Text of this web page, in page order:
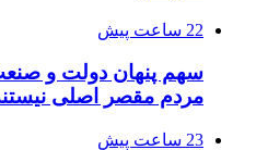
22 ساعت پیش
سهم پنهان دولت و صنعت
مردم مقصر اصلی
23 ساعت پیش